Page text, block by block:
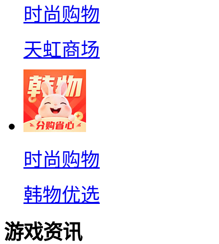
时尚购物
天虹商场
时尚购物
韩物优选
游戏资讯